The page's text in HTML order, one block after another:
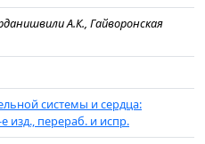
А.К., Гайворонская
системы и сердца:
изд., перераб. и испр.